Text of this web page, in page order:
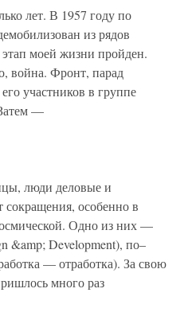
лет. В 1957 году по
из рядов
моей жизни пройден.
война. Фронт, парад
участников в группе
—
люди деловые и
особенно в
Одно из них —
&amp; Development), по–
— отработка). За свою
много раз